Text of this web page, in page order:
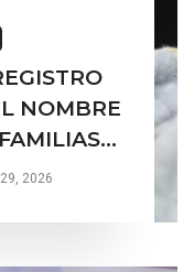
NOMBRE
2026